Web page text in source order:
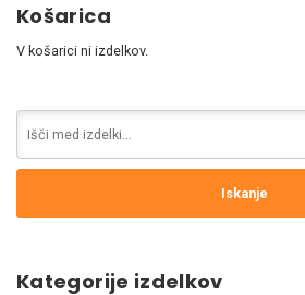
Košarica
V košarici ni izdelkov.
Iskanje
Kategorije izdelkov